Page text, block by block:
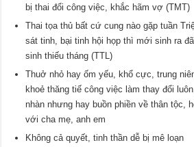
bị thai đổi công việc, khắc hãm vợ (TMT)
Thai tọa thủ bất cứ cung nào gặp tuần
sát tinh, bại tinh hội họp thì mới sinh ra
sinh thiếu tháng (TTL)
Thuở nhỏ hay ốm yếu, khổ cực, trung
khoẻ thăng tiế công việc làm thay đổi
nhàn nhưng hay buồn phiền về thân tộc,
với cha mẹ, anh em
Không cả quyết, tinh thần dễ bị mê loạn